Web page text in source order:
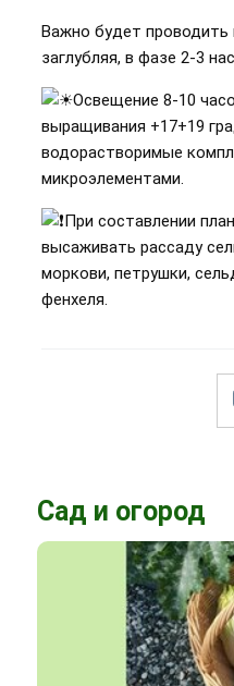
Важно будет проводить
заглубляя, в фазе 2-3
Освещение 8-10
выращивания +17+19
водорастворимые
микроэлементами.
При составлении
высаживать рассаду
моркови, петрушки,
фенхеля.
Сад и огород